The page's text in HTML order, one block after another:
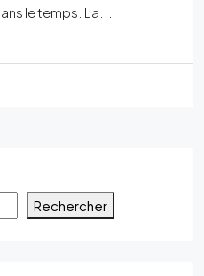
le temps. La...
Rechercher